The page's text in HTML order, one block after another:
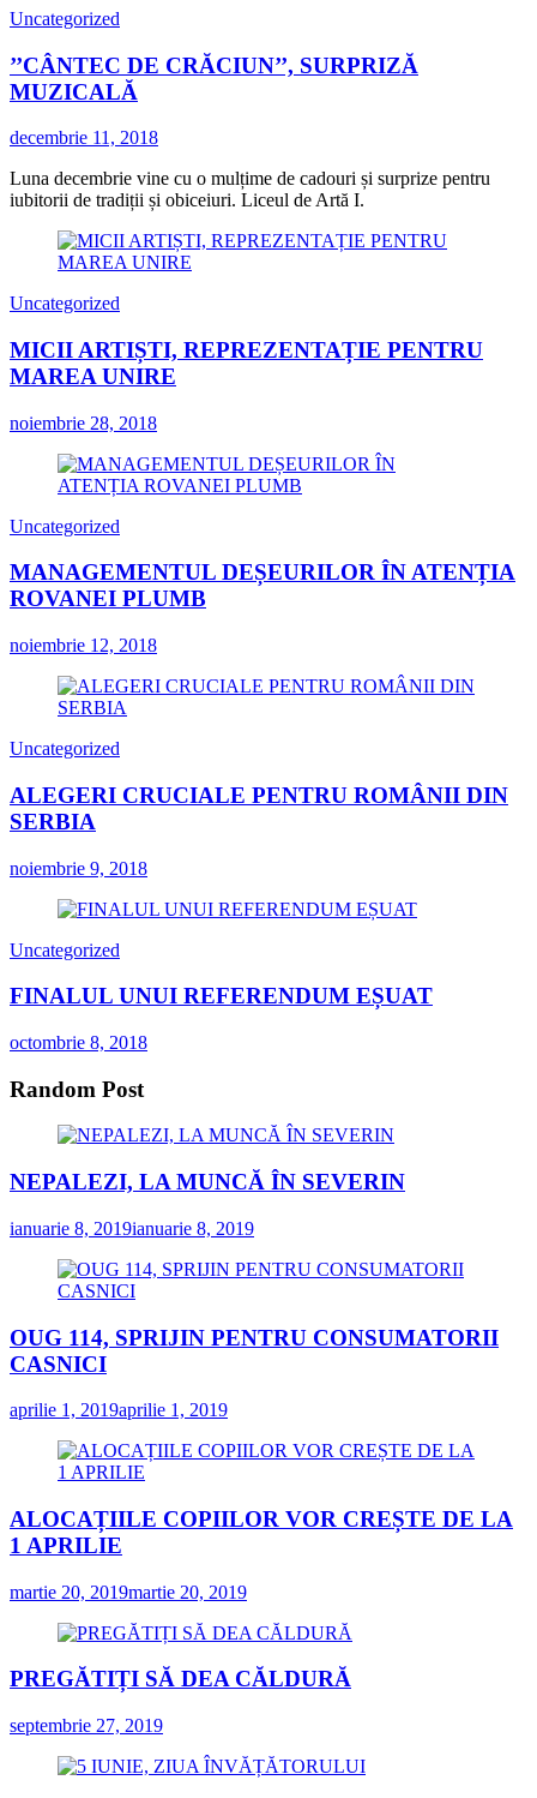
Uncategorized
’’CÂNTEC DE CRĂCIUN’’, SURPRIZĂ
MUZICALĂ
decembrie 11, 2018
Luna decembrie vine cu o mulțime de cadouri și surprize pentru
iubitorii de tradiții și obiceiuri. Liceul de Artă I.
Uncategorized
MICII ARTIȘTI, REPREZENTAȚIE PENTRU
MAREA UNIRE
noiembrie 28, 2018
Uncategorized
MANAGEMENTUL DEȘEURILOR ÎN ATENȚIA
ROVANEI PLUMB
noiembrie 12, 2018
Uncategorized
ALEGERI CRUCIALE PENTRU ROMÂNII DIN
SERBIA
noiembrie 9, 2018
Uncategorized
FINALUL UNUI REFERENDUM EȘUAT
octombrie 8, 2018
Random Post
NEPALEZI, LA MUNCĂ ÎN SEVERIN
ianuarie 8, 2019ianuarie 8, 2019
OUG 114, SPRIJIN PENTRU CONSUMATORII
CASNICI
aprilie 1, 2019aprilie 1, 2019
ALOCAȚIILE COPIILOR VOR CREȘTE DE LA
1 APRILIE
martie 20, 2019martie 20, 2019
PREGĂTIȚI SĂ DEA CĂLDURĂ
septembrie 27, 2019